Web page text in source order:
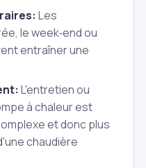
Les
le week‑end ou
entraîner une
L'entretien ou
à chaleur est
et donc plus
chaudière